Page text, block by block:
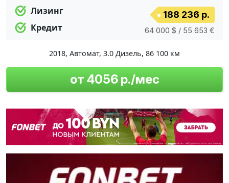
Лизинг
Кредит
188 236 р.
64 000 $ / 55 653 €
2018, Автомат, 3.0 Дизель, 86 100 км
от 4056 р./мес